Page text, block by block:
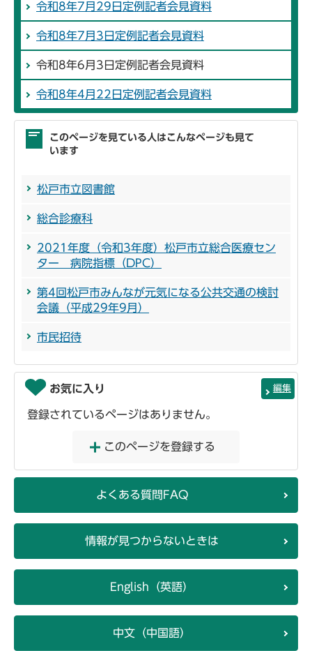
令和8年7月29日定例記者会見資料
令和8年7月3日定例記者会見資料
令和8年6月3日定例記者会見資料
令和8年4月22日定例記者会見資料
このページを見ている人はこんなページも見て
います
松戸市立図書館
総合診療科
2021年度（令和3年度）松戸市立総合医療セン
ター 病院指標（DPC）
第4回松戸市みんなが元気になる公共交通の検討
会議（平成29年9月）
市民招待
お気に入り 編集
登録されているページはありません。
このページを登録する
よくある質問FAQ
情報が見つからないときは
English（英語）
中文（中国語）